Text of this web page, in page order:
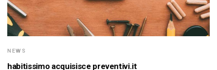
NEWS
habitissimo acquisisce preventivi.it